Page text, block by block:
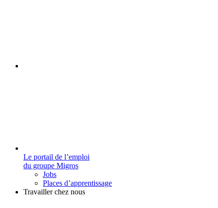
Le portail de l’emploi
du groupe Migros
Jobs
Places d’apprentissage
Travailler chez nous